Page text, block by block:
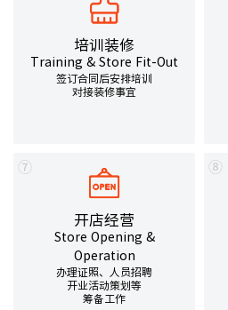
培训装修
Training & Store Fit-Out
签订合同后安排培训
对接装修事宜
⑦
开店经营
Store Opening &
Operation
办理证照、人员招聘
开业活动策划等
筹备工作
⑧